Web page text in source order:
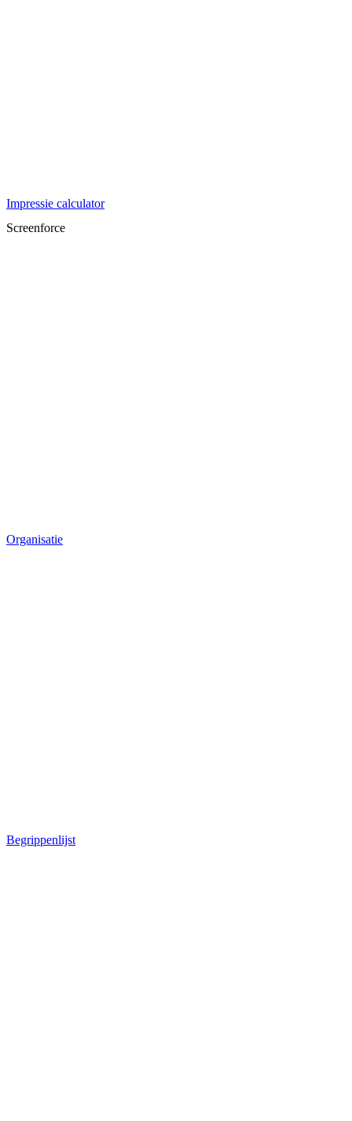
Impressie calculator
Screenforce
Organisatie
Begrippenlijst